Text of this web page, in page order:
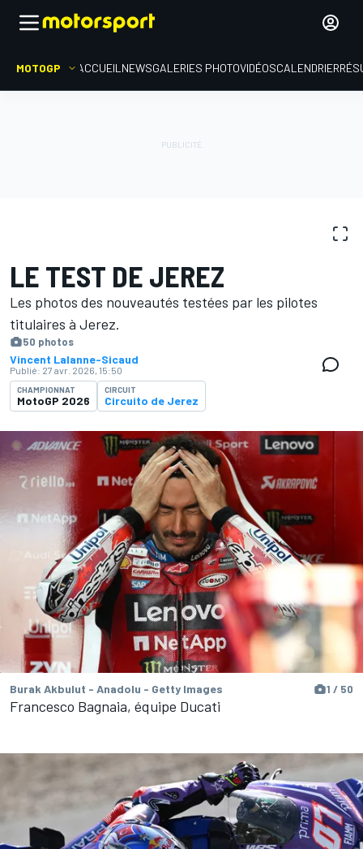
MOTOGP ACCUEIL NEWSGALERIES PHOTOVIDÉOSCALENDRIER
LE TEST DE JEREZ
Les photos des nouveautés testées par les pilotes
titulaires à Jerez.
50 photos
Vincent Lalanne-Sicaud
Publié: 27 avr. 2026, 15:50
CHAMPIONNAT
MotoGP 2026
CIRCUIT
Circuito de Jerez
Burak Akbulut - Anadolu - Getty Images 1 / 50
Francesco Bagnaia, équipe Ducati